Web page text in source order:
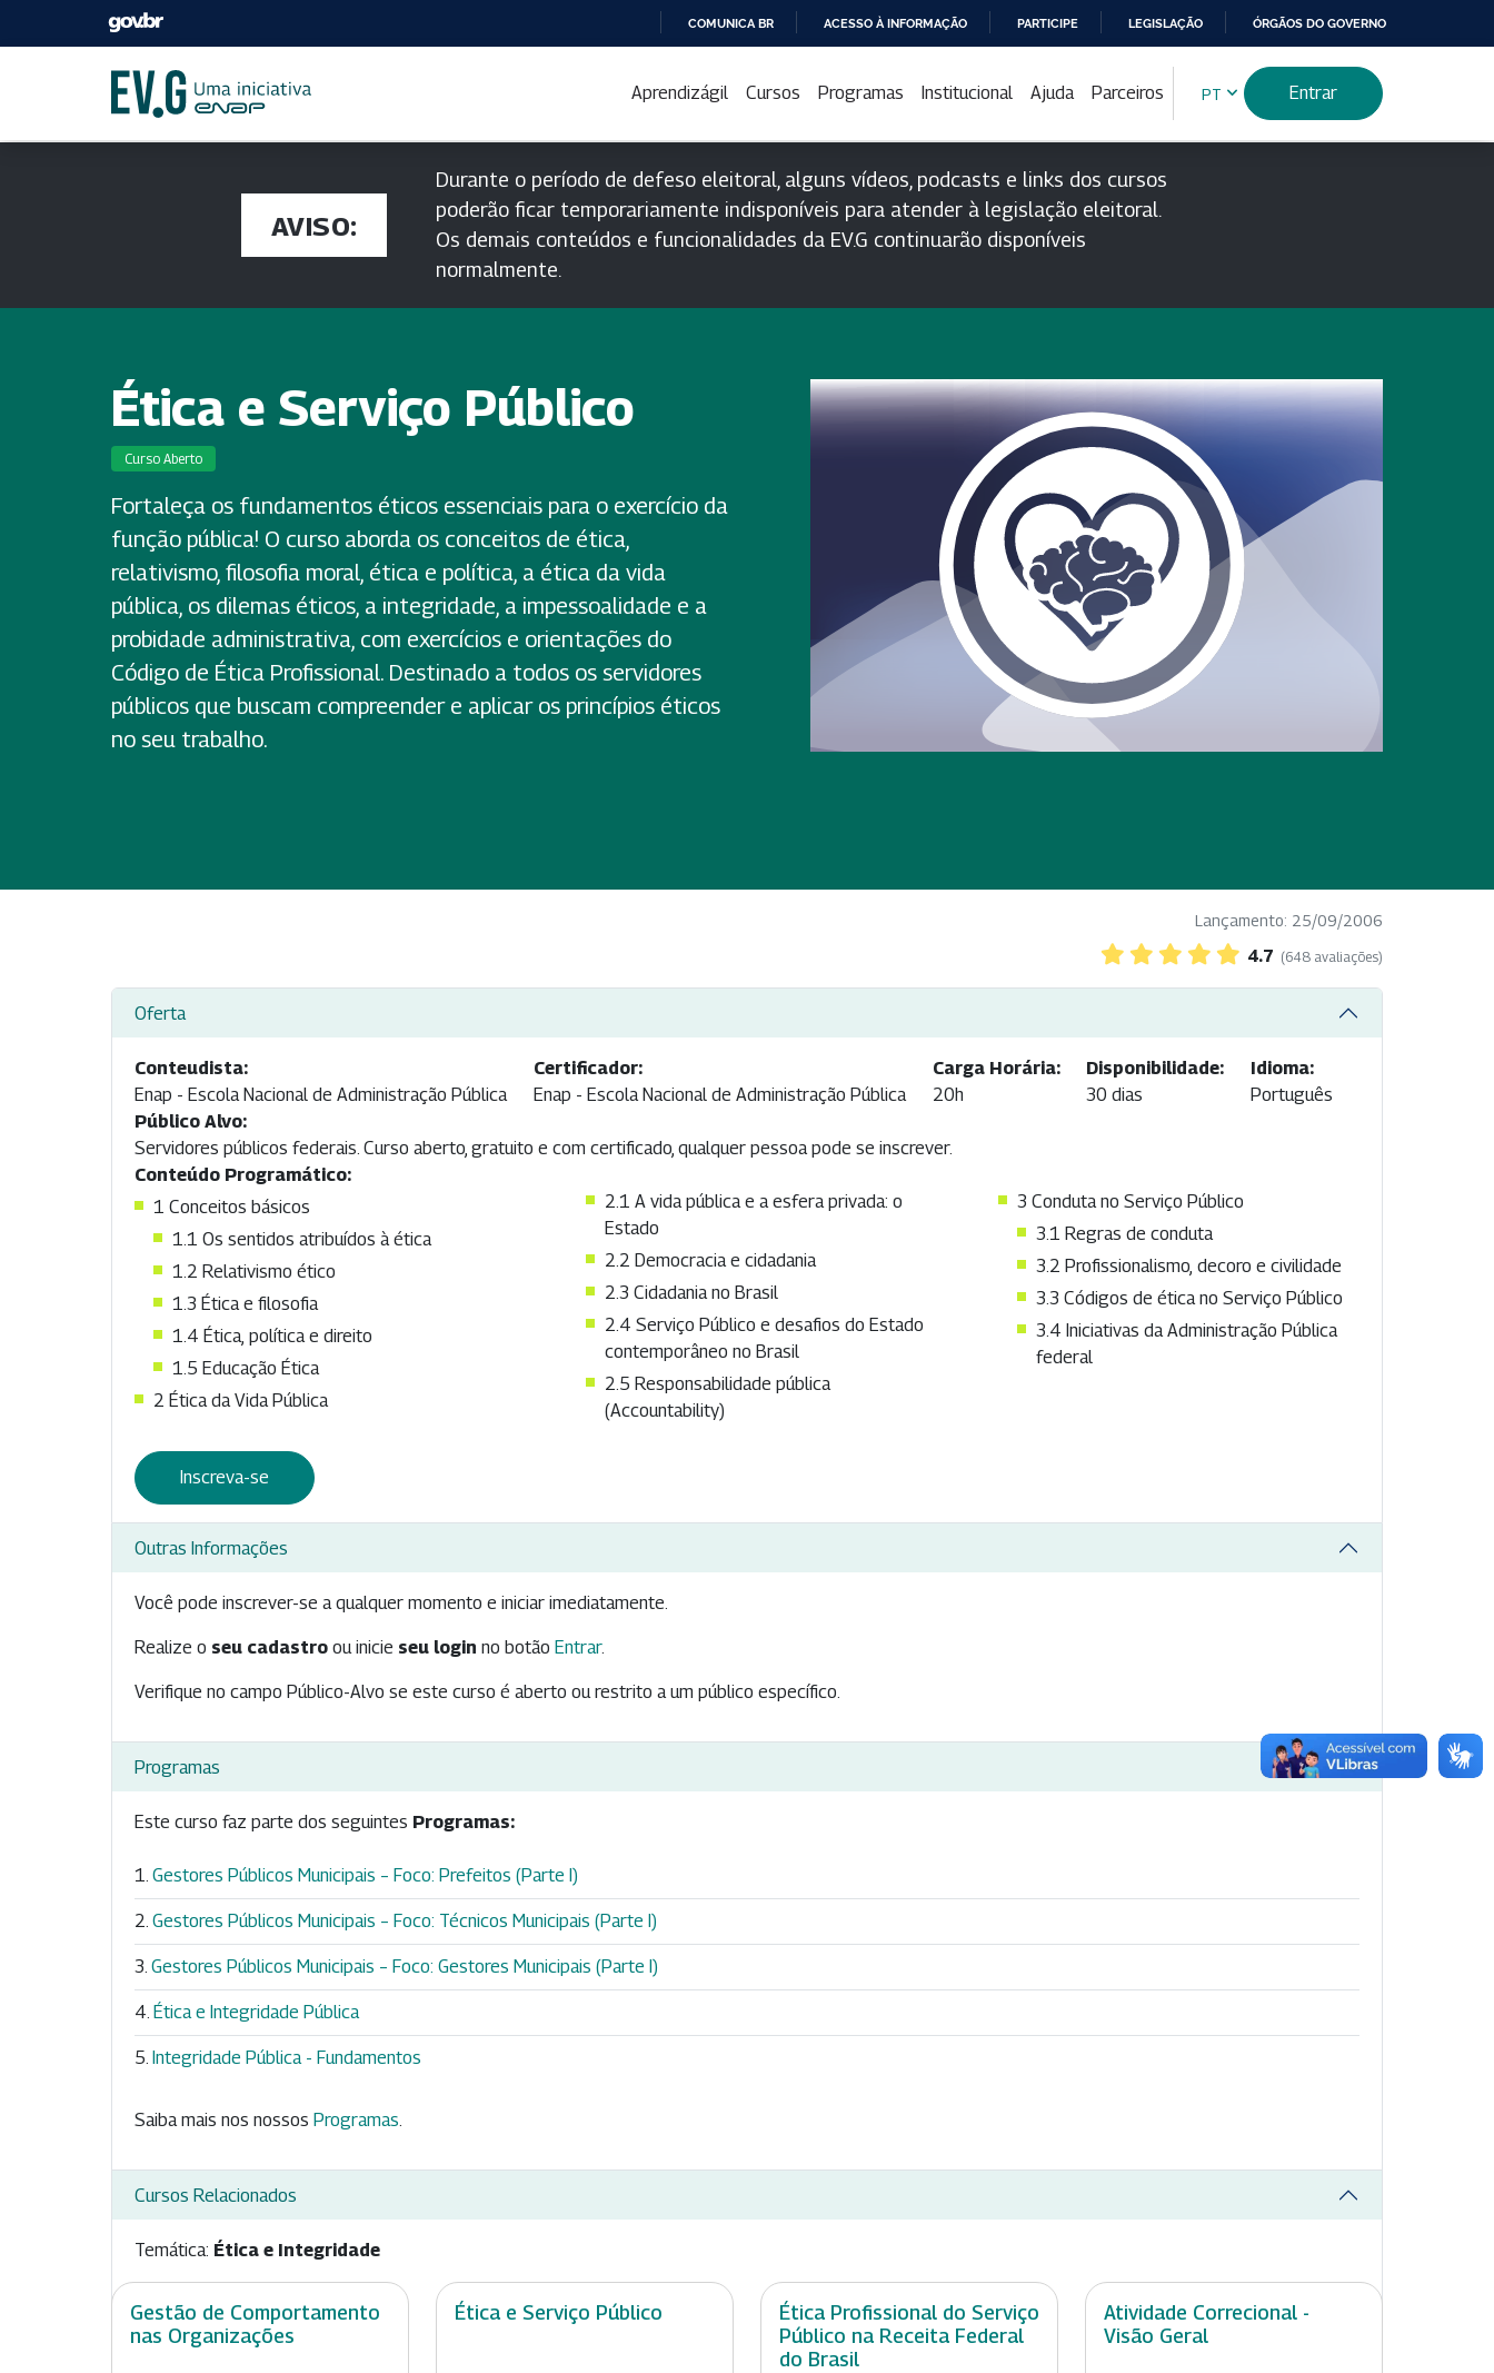
PARA
CONTEÚDO
COMUNICA BR ACESSO À INFORMAÇÃO PARTICIPE LEGISLAÇÃO ÓRGÃOS DO GOVERNO
Aprendizágil Cursos Programas Institucional Ajuda Parceiros PT Entrar
AVISO:
Durante o período de defeso eleitoral, alguns vídeos, podcasts e links dos cursos
poderão ficar temporariamente indisponíveis para atender à legislação eleitoral.
Os demais conteúdos e funcionalidades da EV.G continuarão disponíveis
normalmente.
Ética e Serviço Público
Curso Aberto
Fortaleça os fundamentos éticos essenciais para o exercício da
função pública! O curso aborda os conceitos de ética,
relativismo, filosofia moral, ética e política, a ética da vida
pública, os dilemas éticos, a integridade, a impessoalidade e a
probidade administrativa, com exercícios e orientações do
Código de Ética Profissional. Destinado a todos os servidores
públicos que buscam compreender e aplicar os princípios éticos
no seu trabalho.
Lançamento: 25/09/2006
4.7 (648 avaliações)
Oferta
Conteudista:
Enap - Escola Nacional de Administração Pública
Certificador:
Enap - Escola Nacional de Administração Pública
Carga Horária:
20h
Disponibilidade:
30 dias
Idioma:
Português
Público Alvo:
Servidores públicos federais. Curso aberto, gratuito e com certificado, qualquer pessoa pode se inscrever.
Conteúdo Programático:
1 Conceitos básicos
1.1 Os sentidos atribuídos à ética
1.2 Relativismo ético
1.3 Ética e filosofia
1.4 Ética, política e direito
1.5 Educação Ética
2 Ética da Vida Pública
2.1 A vida pública e a esfera privada: o
Estado
2.2 Democracia e cidadania
2.3 Cidadania no Brasil
2.4 Serviço Público e desafios do Estado
contemporâneo no Brasil
2.5 Responsabilidade pública
(Accountability)
3 Conduta no Serviço Público
3.1 Regras de conduta
3.2 Profissionalismo, decoro e civilidade
3.3 Códigos de ética no Serviço Público
3.4 Iniciativas da Administração Pública
federal
Inscreva-se
Outras Informações
Você pode inscrever-se a qualquer momento e iniciar imediatamente.
Realize o seu cadastro ou inicie seu login no botão Entrar.
Verifique no campo Público-Alvo se este curso é aberto ou restrito a um público específico.
Programas
Este curso faz parte dos seguintes Programas:
Gestores Públicos Municipais – Foco: Prefeitos (Parte I)
Gestores Públicos Municipais – Foco: Técnicos Municipais (Parte I)
Gestores Públicos Municipais – Foco: Gestores Municipais (Parte I)
Ética e Integridade Pública
Integridade Pública - Fundamentos
Saiba mais nos nossos Programas.
Cursos Relacionados
Temática: Ética e Integridade
Gestão de Comportamento
nas Organizações
Ética e Serviço Público
Ética Profissional do Serviço
Público na Receita Federal
do Brasil
Atividade Correcional -
Visão Geral